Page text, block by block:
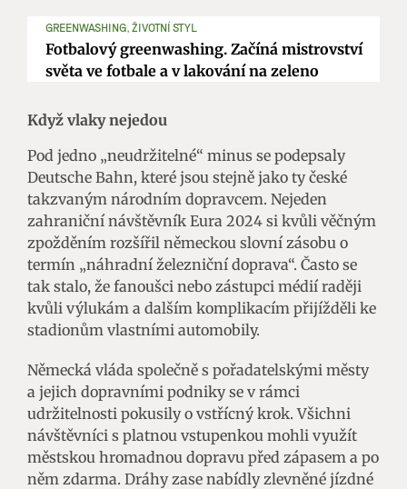
GREENWASHING, ŽIVOTNÍ STYL
Fotbalový greenwashing. Začíná mistrovství
světa ve fotbale a v lakování na zeleno
Když vlaky nejedou
Pod jedno „neudržitelné“ minus se podepsaly
Deutsche Bahn, které jsou stejně jako ty české
takzvaným národním dopravcem. Nejeden
zahraniční návštěvník Eura 2024 si kvůli věčným
zpožděním rozšířil německou slovní zásobu o
termín „náhradní železniční doprava“. Často se
tak stalo, že fanoušci nebo zástupci médií raději
kvůli výlukám a dalším komplikacím přijížděli ke
stadionům vlastními automobily.
Německá vláda společně s pořadatelskými městy
a jejich dopravními podniky se v rámci
udržitelnosti pokusily o vstřícný krok. Všichni
návštěvníci s platnou vstupenkou mohli využít
městskou hromadnou dopravu před zápasem a po
něm zdarma. Dráhy zase nabídly zlevněné jízdné